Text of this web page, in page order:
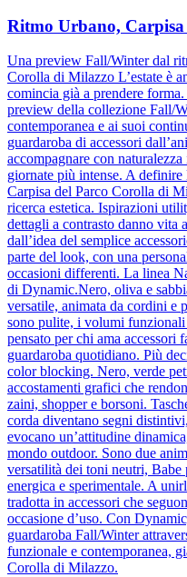
Ritmo Urbano, Carpisa
Una preview Fall/Winter dal
Corolla di Milazzo L’estate è
comincia già a prendere
preview della collezione Fall/
contemporanea e ai suoi
guardaroba di accessori
accompagnare con
giornate più intense. A
Carpisa del Parco Corolla di
ricerca estetica. Ispirazioni
dettagli a contrasto danno vita
dall’idea del semplice
parte del look, con una
occasioni differenti. La linea
di Dynamic.Nero, oliva e
versatile, animata da cordini e
sono pulite, i volumi funzionali
pensato per chi ama accessori
guardaroba quotidiano. Più
color blocking. Nero, verde
accostamenti grafici che
zaini, shopper e borsoni.
corda diventano segni
evocano un’attitudine
mondo outdoor. Sono due
versatilità dei toni neutri, Babe
energica e sperimentale. A
tradotta in accessori che
occasione d’uso. Con
guardaroba Fall/Winter
funzionale e contemporanea,
Corolla di Milazzo.